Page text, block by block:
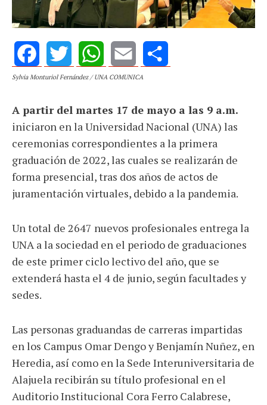
FacebookTwitterWhatsApp
Email Share
Sylvia Monturiol Fernández / UNA COMUNICA
A partir del martes 17 de mayo a las 9 a.m.
iniciaron en la Universidad Nacional (UNA) las
ceremonias correspondientes a la primera
graduación de 2022, las cuales se realizarán de
forma presencial, tras dos años de actos de
juramentación virtuales, debido a la pandemia.
Un total de 2647 nuevos profesionales entrega la
UNA a la sociedad en el periodo de graduaciones
de este primer ciclo lectivo del año, que se
extenderá hasta el 4 de junio, según facultades y
sedes.
Las personas graduandas de carreras impartidas
en los Campus Omar Dengo y Benjamín Nuñez, en
Heredia, así como en la Sede Interuniversitaria de
Alajuela recibirán su título profesional en el
Auditorio Institucional Cora Ferro Calabrese,